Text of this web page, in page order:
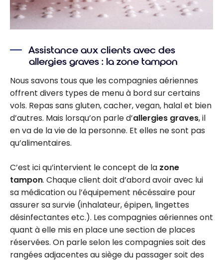
Assistance aux clients avec des
allergies graves : la zone tampon
Nous savons tous que les compagnies aériennes
offrent divers types de menu à bord sur certains
vols. Repas sans gluten, cacher, vegan, halal et bien
d’autres. Mais lorsqu’on parle d’allergies graves, il
en va de la vie de la personne. Et elles ne sont pas
qu’alimentaires.
C’est ici qu’intervient le concept de la zone
tampon. Chaque client doit d’abord avoir avec lui
sa médication ou l’équipement nécéssaire pour
assurer sa survie (inhalateur, épipen, lingettes
désinfectantes etc.). Les compagnies aériennes ont
quant à elle mis en place une section de places
réservées. On parle selon les compagnies soit des
rangées adjacentes au siège du passager soit des